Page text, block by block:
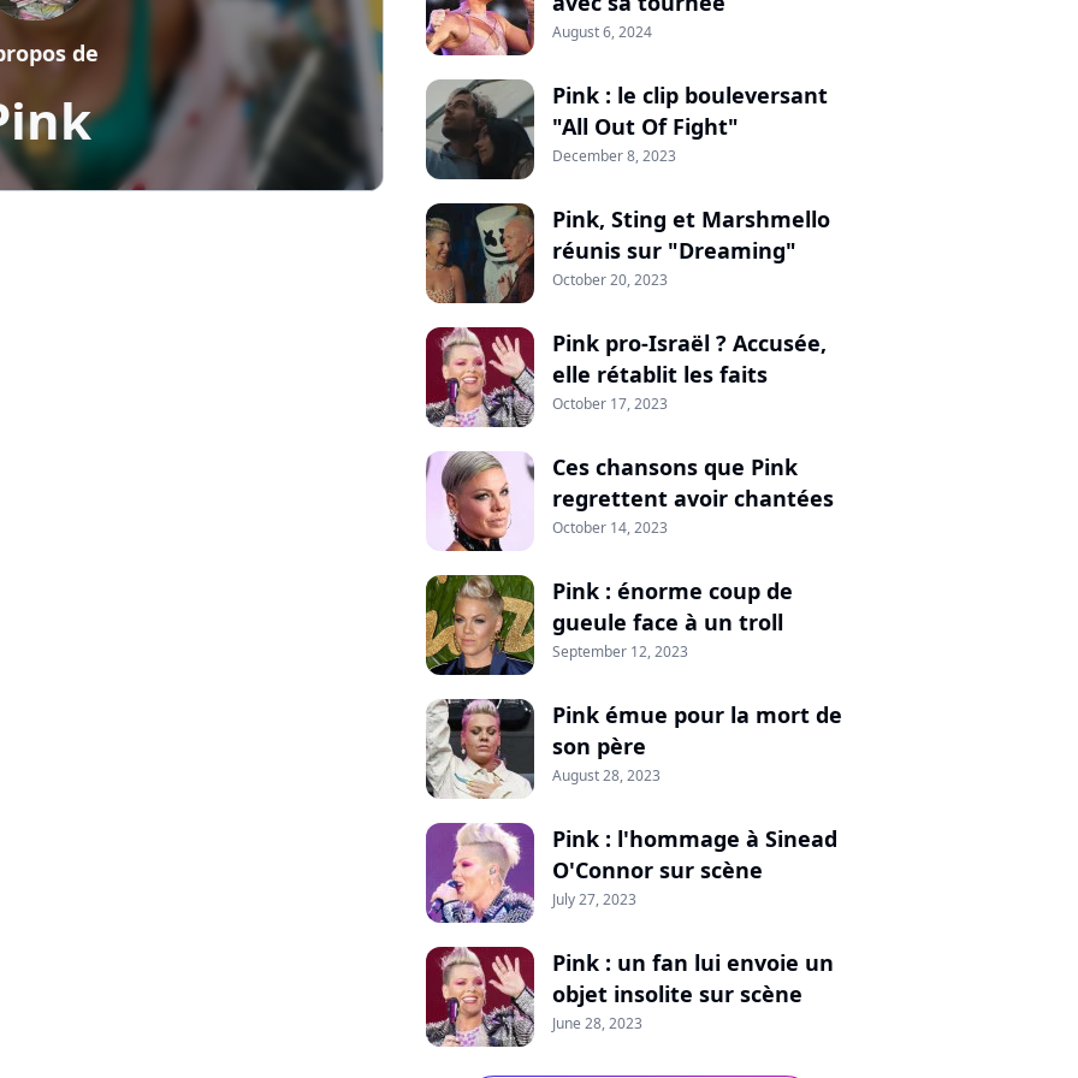
de
August 6, 2024
Pink : le clip bouleversant
"All Out Of Fight"
December 8, 2023
Pink, Sting et Marshmello
réunis sur "Dreaming"
October 20, 2023
Pink pro-Israël ? Accusée,
elle rétablit les faits
October 17, 2023
Ces chansons que Pink
regrettent avoir chantées
October 14, 2023
Pink : énorme coup de
gueule face à un troll
September 12, 2023
Pink émue pour la mort de
son père
August 28, 2023
Pink : l'hommage à Sinead
O'Connor sur scène
July 27, 2023
Pink : un fan lui envoie un
objet insolite sur scène
June 28, 2023